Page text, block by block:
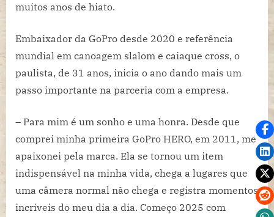
muitos anos de hiato.
Embaixador da GoPro desde 2020 e referência
mundial em canoagem slalom e caiaque cross, o
paulista, de 31 anos, inicia o ano dando mais um
passo importante na parceria com a empresa.
– Para mim é um sonho e uma honra. Desde que
comprei minha primeira GoPro HERO, em 2011, me
apaixonei pela marca. Ela se tornou um item
indispensável na minha vida, chega a lugares que
uma câmera normal não chega e registra momentos
incríveis do meu dia a dia. Começo 2025 com